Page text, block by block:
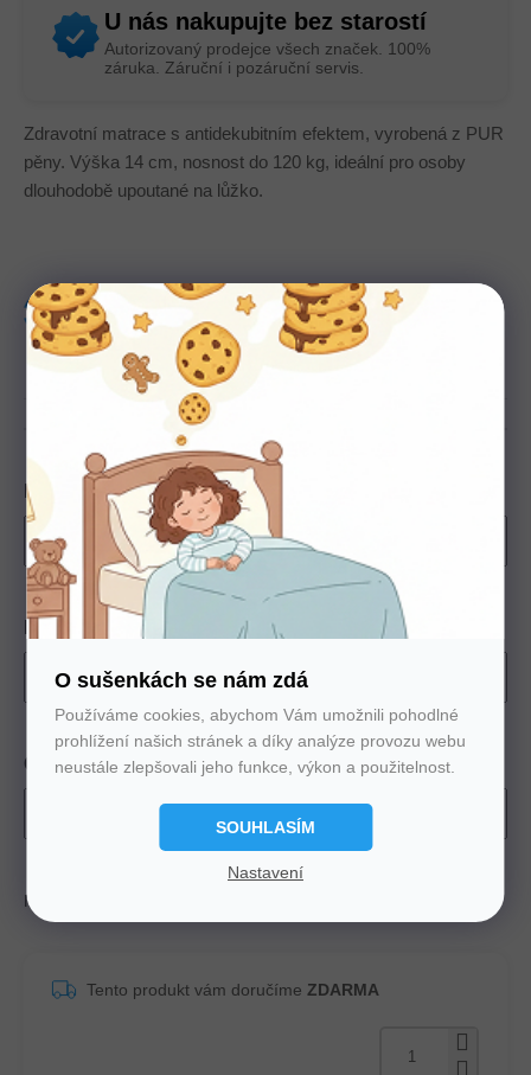
O sušenkách se nám zdá
Používáme cookies, abychom Vám umožnili pohodlné
prohlížení našich stránek a díky analýze provozu webu
neustále zlepšovali jeho funkce, výkon a použitelnost.
SOUHLASÍM
Nastavení
U nás nakupujte bez starostí
Autorizovaný prodejce všech značek. 100%
záruka. Záruční i pozáruční servis.
Rozměr
Chci odvézt starou matraci
Můžeme doručit do:
Tento produkt vám doručíme ZDARMA
Zdravotní matrace s antidekubitním efektem, vyrobená z PUR
pěny. Výška 14 cm, nosnost do 120 kg, ideální pro osoby
dlouhodobě upoutané na lůžko.
5
Tuhost 120 Kg
Nosnost
14 cm
Výška Český
produkt